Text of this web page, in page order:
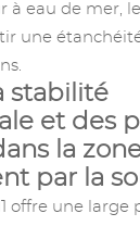
à eau de mer,
une
stabilité
et des
la
par la
offre une large